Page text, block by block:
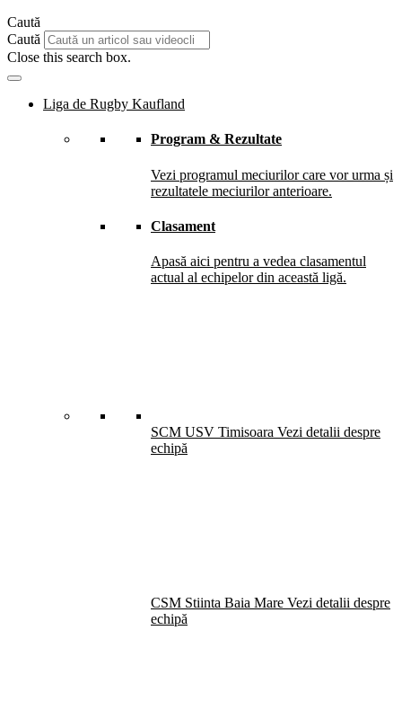
Caută
Caută
Close this search box.
Liga de Rugby Kaufland
Program & Rezultate
Vezi programul meciurilor care vor urma și
rezultatele meciurilor anterioare.
Clasament
Apasă aici pentru a vedea clasamentul
actual al echipelor din această ligă.
SCM USV Timisoara Vezi detalii despre
echipă
CSM Stiinta Baia Mare Vezi detalii despre
echipă